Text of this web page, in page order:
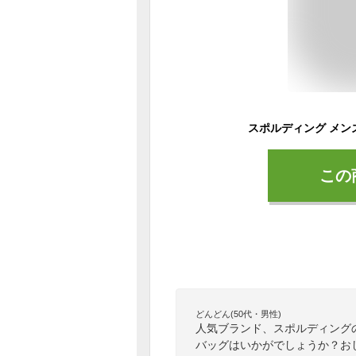
こ
どんどん(50代・男性)
人気ブランド、スポルディン
バッグはいかがでしょうか？